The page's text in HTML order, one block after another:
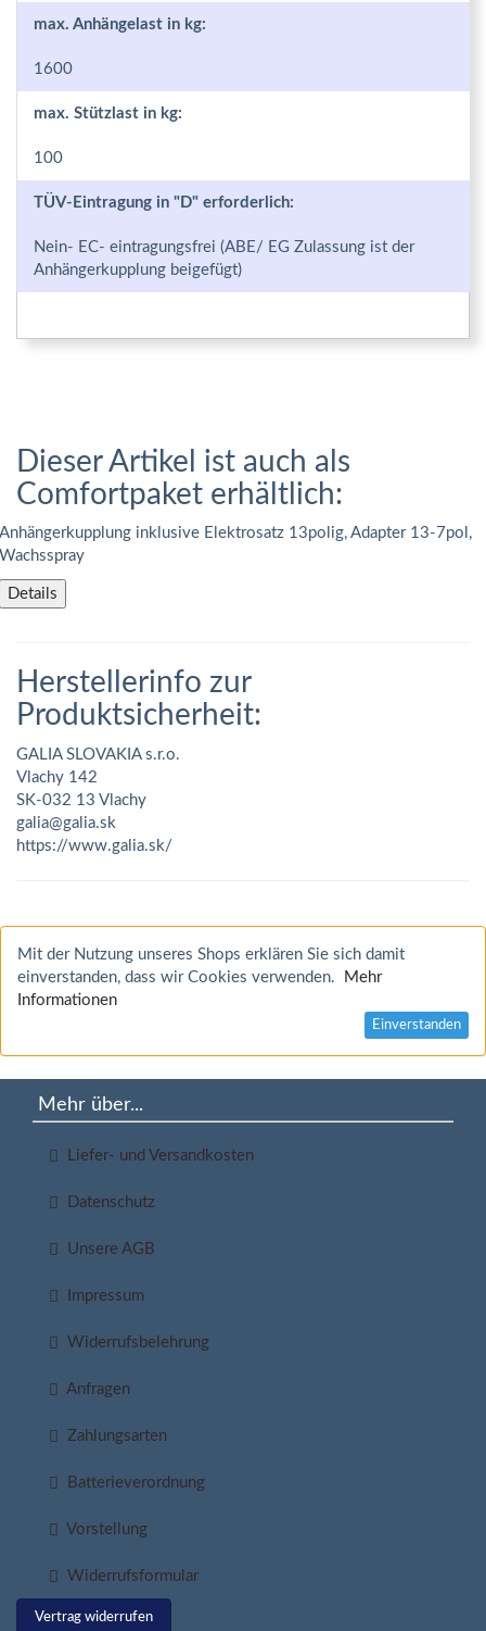
max. Anhängelast in kg:
1600
max. Stützlast in kg:
100
TÜV-Eintragung in "D" erforderlich:
Nein- EC- eintragungsfrei (ABE/ EG Zulassung ist der
Anhängerkupplung beigefügt)
Dieser Artikel ist auch als
Comfortpaket erhältlich:
Anhängerkupplung inklusive Elektrosatz 13polig, Adapter 13-7pol,
Wachsspray
Details
Herstellerinfo zur
Produktsicherheit:
GALIA SLOVAKIA s.r.o.
Vlachy 142
SK-032 13 Vlachy
galia@galia.sk
https://www.galia.sk/
Mit der Nutzung unseres Shops erklären Sie sich damit
einverstanden, dass wir Cookies verwenden.
Mehr
Informationen
Einverstanden
Mehr über...
Liefer- und Versandkosten
Datenschutz
Unsere AGB
Impressum
Widerrufsbelehrung
Anfragen
Zahlungsarten
Batterieverordnung
Vorstellung
Widerrufsformular
Vertrag widerrufen